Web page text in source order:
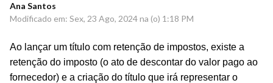
Ana Santos
Modificado em: Sex, 23 Ago, 2024 na (o) 1:18 PM
Ao lançar um título com retenção de impostos, existe a
retenção do imposto (o ato de descontar do valor pago ao
fornecedor) e a criação do título que irá representar o